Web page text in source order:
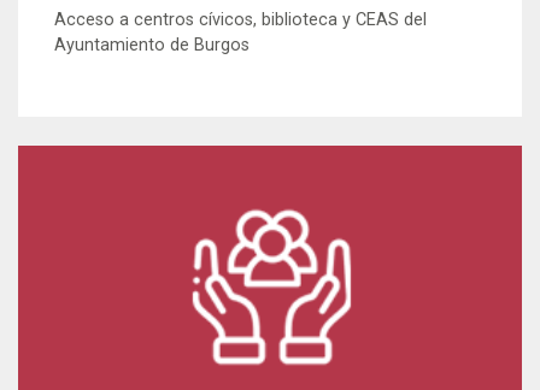
Acceso a centros cívicos, biblioteca y CEAS del
Ayuntamiento de Burgos